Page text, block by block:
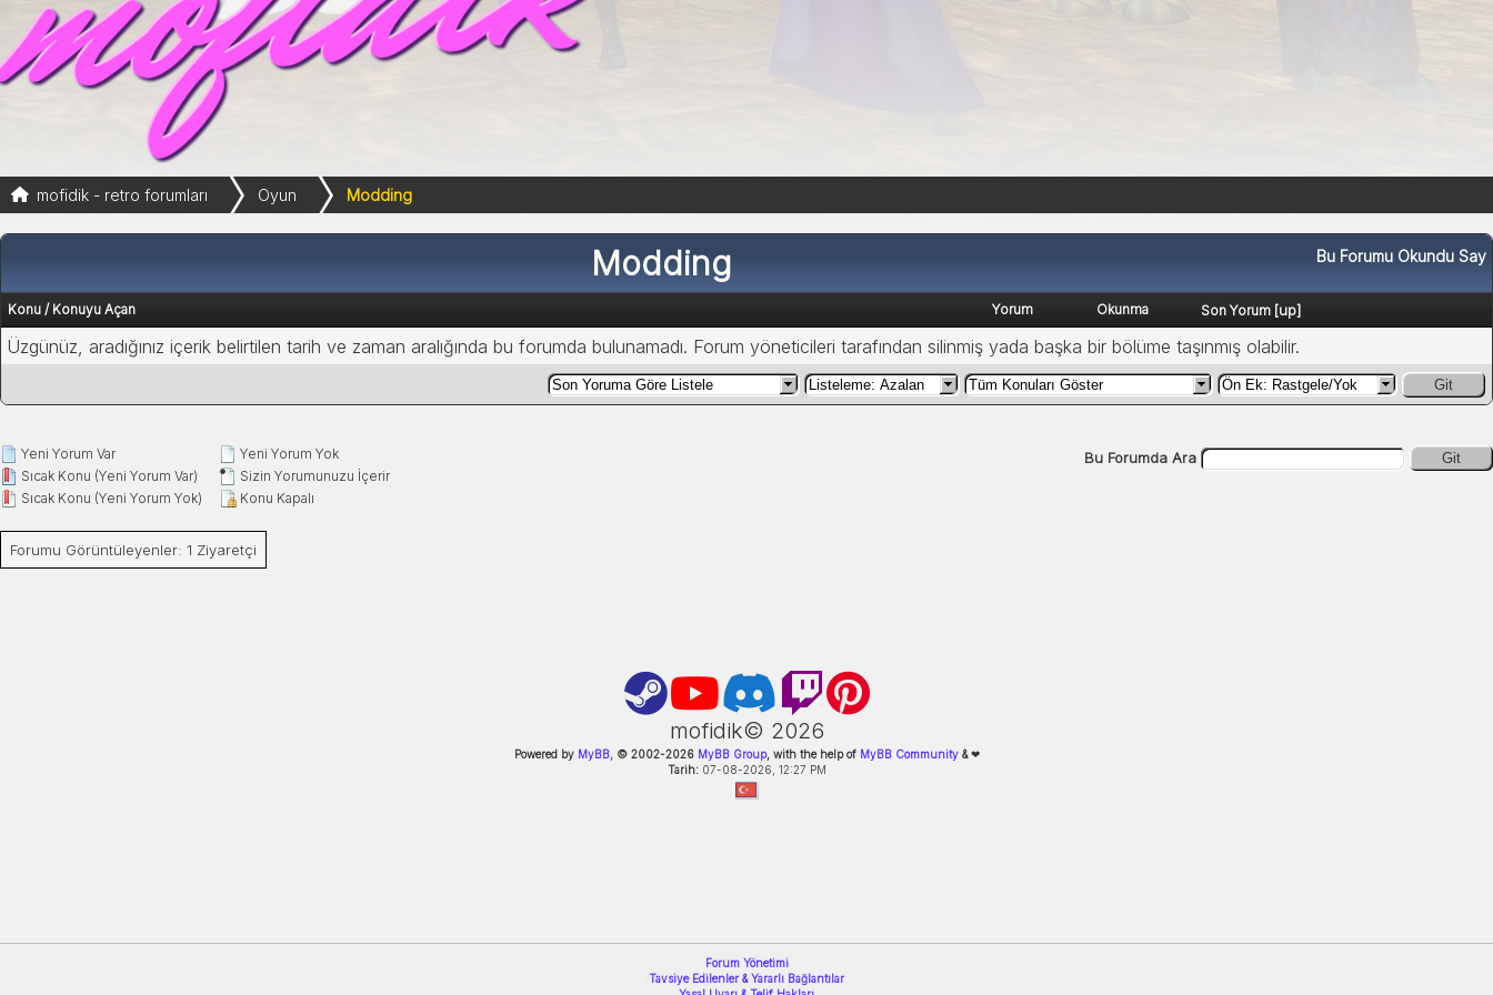
mofidik - retro forumları Oyun Modding
Bu Forumu Okundu Say
Modding
Konu / Konuyu Açan Yorum Okunma Son Yorum [up]
Üzgünüz, aradığınız içerik belirtilen tarih ve zaman aralığında bu forumda bulunamadı. Forum yöneticileri tarafından silinmiş yada başka bir bölüme taşınmış olabilir.
Git
Yeni Yorum Var
Sıcak Konu (Yeni Yorum Var)
Sıcak Konu (Yeni Yorum Yok)
Yeni Yorum Yok
Sizin Yorumunuzu İçerir
Konu Kapalı
Bu Forumda Ara Git
Forumu Görüntüleyenler: 1 Ziyaretçi
mofidik© 2026
Powered by MyBB, © 2002-2026MyBB Group, with the help of MyBB Community&❤
Tarih:07-08-2026, 12:27 PM
Forum Yönetimi
Tavsiye Edilenler & Yararlı Bağlantılar